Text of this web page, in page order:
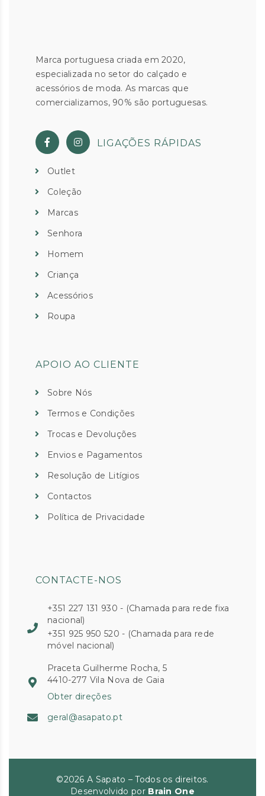
Marca portuguesa criada em 2020,
especializada no setor do calçado e
acessórios de moda. As marcas que
comercializamos, 90% são portuguesas.
LIGAÇÕES RÁPIDAS
Outlet
Coleção
Marcas
Senhora
Homem
Criança
Acessórios
Roupa
APOIO AO CLIENTE
Sobre Nós
Termos e Condições
Trocas e Devoluções
Envios e Pagamentos
Resolução de Litígios
Contactos
Política de Privacidade
CONTACTE-NOS
+351 227 131 930 - (Chamada para rede fixa
nacional)
+351 925 950 520 - (Chamada para rede
móvel nacional)
Praceta Guilherme Rocha, 5
4410-277 Vila Nova de Gaia
Obter direções
geral@asapato.pt
©2026 A Sapato – Todos os direitos.
Desenvolvido por Brain One